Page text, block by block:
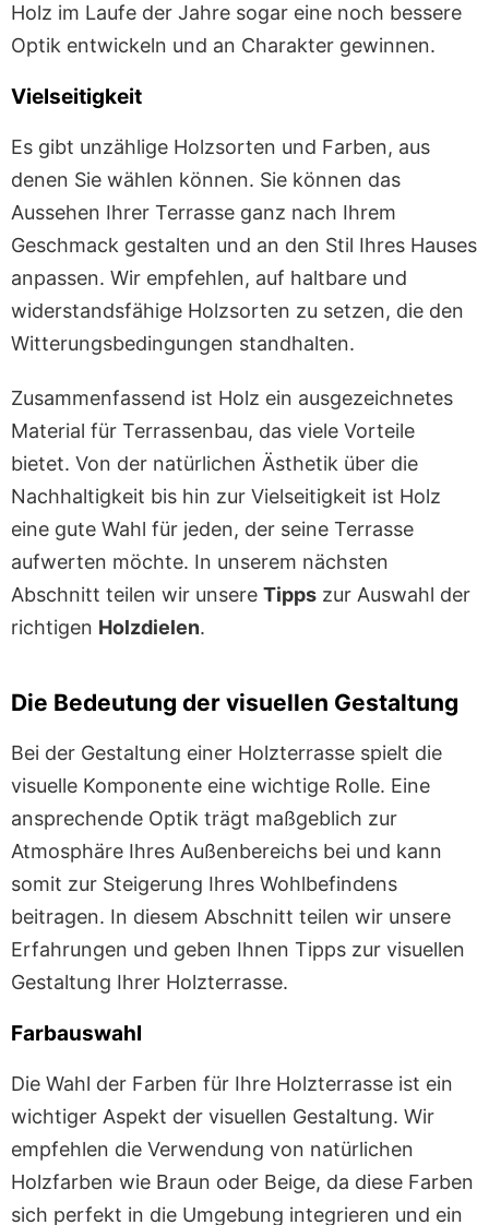
Holz im Laufe der Jahre sogar eine noch bessere
Optik entwickeln und an Charakter gewinnen.
Vielseitigkeit
Es gibt unzählige Holzsorten und Farben, aus
denen Sie wählen können. Sie können das
Aussehen Ihrer Terrasse ganz nach Ihrem
Geschmack gestalten und an den Stil Ihres Hauses
anpassen. Wir empfehlen, auf haltbare und
widerstandsfähige Holzsorten zu setzen, die den
Witterungsbedingungen standhalten.
Zusammenfassend ist Holz ein ausgezeichnetes
Material für Terrassenbau, das viele Vorteile
bietet. Von der natürlichen Ästhetik über die
Nachhaltigkeit bis hin zur Vielseitigkeit ist Holz
eine gute Wahl für jeden, der seine Terrasse
aufwerten möchte. In unserem nächsten
Abschnitt teilen wir unsere Tipps zur Auswahl der
richtigen Holzdielen.
Die Bedeutung der visuellen Gestaltung
Bei der Gestaltung einer Holzterrasse spielt die
visuelle Komponente eine wichtige Rolle. Eine
ansprechende Optik trägt maßgeblich zur
Atmosphäre Ihres Außenbereichs bei und kann
somit zur Steigerung Ihres Wohlbefindens
beitragen. In diesem Abschnitt teilen wir unsere
Erfahrungen und geben Ihnen Tipps zur visuellen
Gestaltung Ihrer Holzterrasse.
Farbauswahl
Die Wahl der Farben für Ihre Holzterrasse ist ein
wichtiger Aspekt der visuellen Gestaltung. Wir
empfehlen die Verwendung von natürlichen
Holzfarben wie Braun oder Beige, da diese Farben
sich perfekt in die Umgebung integrieren und ein